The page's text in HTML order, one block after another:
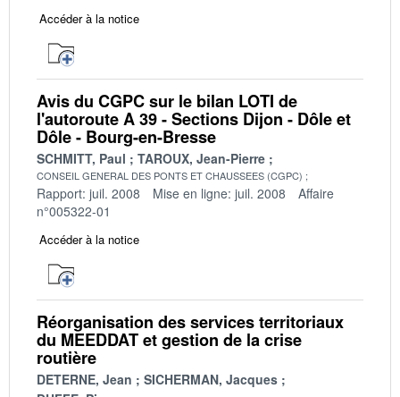
Accéder à la notice
Avis du CGPC sur le bilan LOTI de
l'autoroute A 39 - Sections Dijon - Dôle et
Dôle - Bourg-en-Bresse
SCHMITT, Paul TAROUX, Jean-Pierre
CONSEIL GENERAL DES PONTS ET CHAUSSEES (CGPC)
Rapport: juil. 2008 Mise en ligne: juil. 2008
Affaire
n°005322-01
Accéder à la notice
Réorganisation des services territoriaux
du MEEDDAT et gestion de la crise
routière
DETERNE, Jean
SICHERMAN, Jacques